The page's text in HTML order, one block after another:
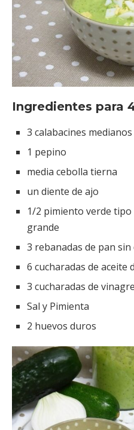
Ingredientes para
3 calabacines medianos
1 pepino
media cebolla tierna
un diente de ajo
1/2 pimiento verde
grande
3 rebanadas de pan sin
6 cucharadas de aceite
3 cucharadas de
Sal y Pimienta
2 huevos duros